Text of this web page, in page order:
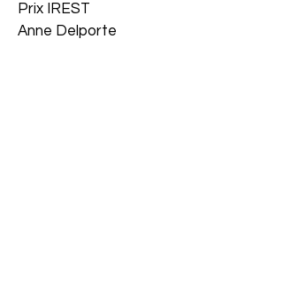
Prix IREST
Anne Delporte